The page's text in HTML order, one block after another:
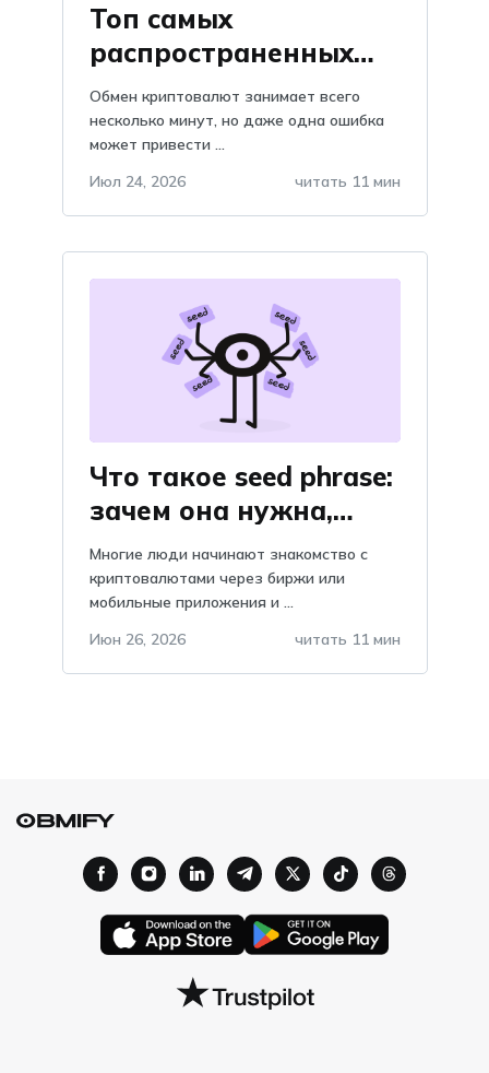
Топ самых
распространенных
проблем при обмене
криптовалют: как их
избежать
Обмен криптовалют занимает всего
несколько минут, но даже одна ошибка
может привести ...
Июл 24, 2026
читать 11 мин
Что такое seed phrase:
зачем она нужна,
объяснение и
важность, почему
нельзя хранить в
telegram?
Многие люди начинают знакомство с
криптовалютами через биржи или
мобильные приложения и ...
Июн 26, 2026
читать 11 мин